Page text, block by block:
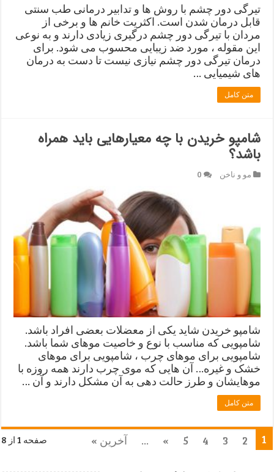
تیرگی دور چشم با روش ها و تدابیر درمانی طب سنتی
قابل درمان شدن است. اکثریت خانم ها و برخی از
مردان با تیرگی دور چشم درگیری زیادی دارند و به نوعی
این مقوله ، مورد ضد زیبایی محسوب می شود. برای
درمان تیرگی دور چشم نیازی نیست تا دست به درمان
های شیمیایی …
متن کامل
شامپو خریدن با چه معیارهایی باید همراه
باشد؟
مو و ناخن 0
شامپو خریدن شاید یکی از معضلات بعضی افراد باشد.
شامپویی که مناسب با نوع و خاصیت موهای شما باشد.
شامپویی برای موهای چرب ، شامپویی برای موهای
خشک و غیره… آن هایی که موی چرب دارند همه روزه با
موهایشان و طرز حالت دهی به آن مشکل دارند و آن …
متن کامل
صفحه 1 از 8 1
2
3
4
5
»
... آخرین »